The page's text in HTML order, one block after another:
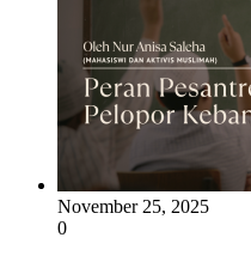
November 25, 2025
0